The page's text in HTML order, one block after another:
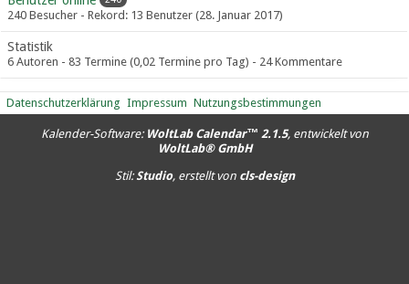
240 Besucher - Rekord: 13 Benutzer (28. Januar 2017)
Statistik
6 Autoren - 83 Termine (0,02 Termine pro Tag) - 24 Kommentare
Datenschutzerklärung Impressum Nutzungsbestimmungen
Kalender-Software: WoltLab Calendar™ 2.1.5, entwickelt von
WoltLab® GmbH
Stil:Studio, erstellt von cls-design